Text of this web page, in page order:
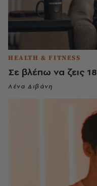
HEALTH & FITNESS
Σε βλέπω να ζεις
Λένα Διβάνη